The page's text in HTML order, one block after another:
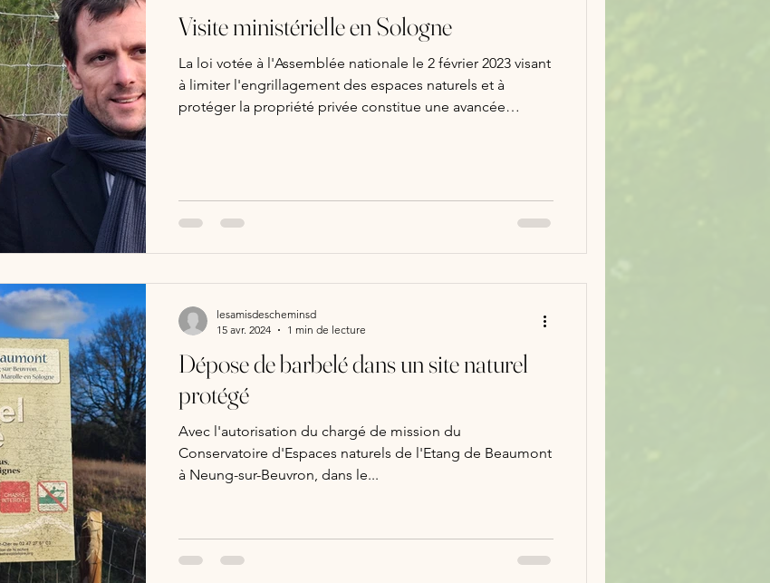
Visite ministérielle en Sologne
La loi votée à l'Assemblée nationale le 2 février 2023 visant
à limiter l'engrillagement des espaces naturels et à
protéger la propriété privée constitue une avancée
sauvage et le respect de l'environnement sont des atouts
Dépose de barbelé dans un site naturel
protégé
Avec l'autorisation du chargé de mission du
Conservatoire d'Espaces naturels de l'Etang de Beaumont
à Neung-sur-Beuvron, dans le...
lesamisdescheminsd
15 avr. 2024
1 min de lecture